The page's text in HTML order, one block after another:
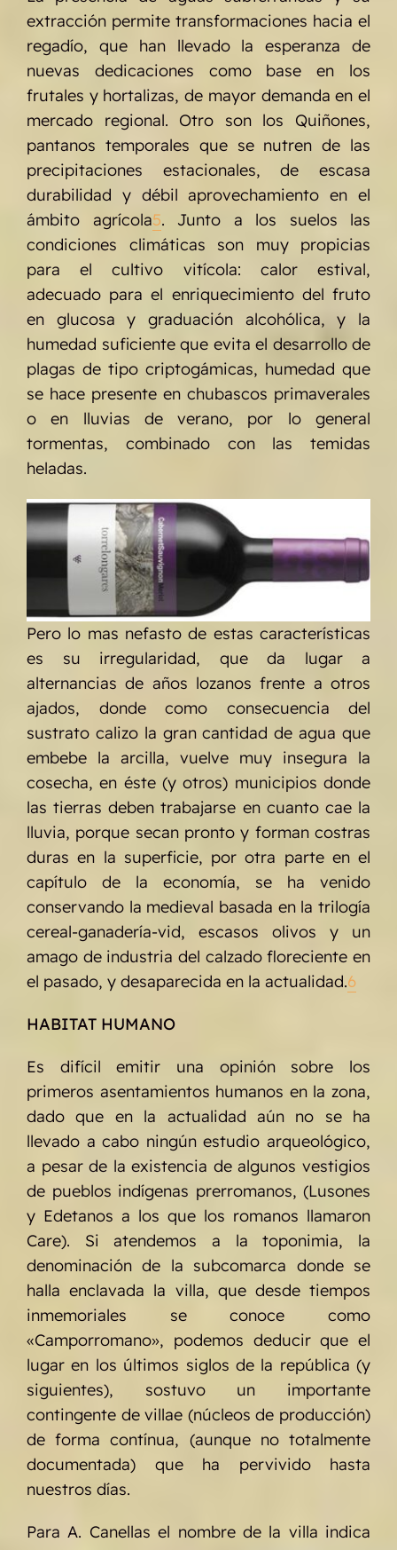
extracción permite transformaciones hacia el
regadío, que han llevado la esperanza de
nuevas dedicaciones como base en los
frutales y hortalizas, de mayor demanda en el
mercado regional. Otro son los Quiñones,
pantanos temporales que se nutren de las
precipitaciones estacionales, de escasa
durabilidad y débil aprovechamiento en el
ámbito agrícola5. Junto a los suelos las
condiciones climáticas son muy propicias
para el cultivo vitícola: calor estival,
adecuado para el enriquecimiento del fruto
en glucosa y graduación alcohólica, y la
humedad suficiente que evita el desarrollo de
plagas de tipo criptogámicas, humedad que
se hace presente en chubascos primaverales
o en lluvias de verano, por lo general
tormentas, combinado con las temidas
heladas.
Pero lo mas nefasto de estas características
es su irregularidad, que da lugar a
alternancias de años lozanos frente a otros
ajados, donde como consecuencia del
sustrato calizo la gran cantidad de agua que
embebe la arcilla, vuelve muy insegura la
cosecha, en éste (y otros) municipios donde
las tierras deben trabajarse en cuanto cae la
lluvia, porque secan pronto y forman costras
duras en la superficie, por otra parte en el
capítulo de la economía, se ha venido
conservando la medieval basada en la trilogía
cereal-ganadería-vid, escasos olivos y un
amago de industria del calzado floreciente en
el pasado, y desaparecida en la actualidad.6
HABITAT HUMANO
Es difícil emitir una opinión sobre los
primeros asentamientos humanos en la zona,
dado que en la actualidad aún no se ha
llevado a cabo ningún estudio arqueológico,
a pesar de la existencia de algunos vestigios
de pueblos indígenas prerromanos, (Lusones
y Edetanos a los que los romanos llamaron
Care). Si atendemos a la toponimia, la
denominación de la subcomarca donde se
halla enclavada la villa, que desde tiempos
inmemoriales se conoce como
«Camporromano», podemos deducir que el
lugar en los últimos siglos de la república (y
siguientes), sostuvo un importante
contingente de villae (núcleos de producción)
de forma contínua, (aunque no totalmente
documentada) que ha pervivido hasta
nuestros días.
Para A. Canellas el nombre de la villa indica